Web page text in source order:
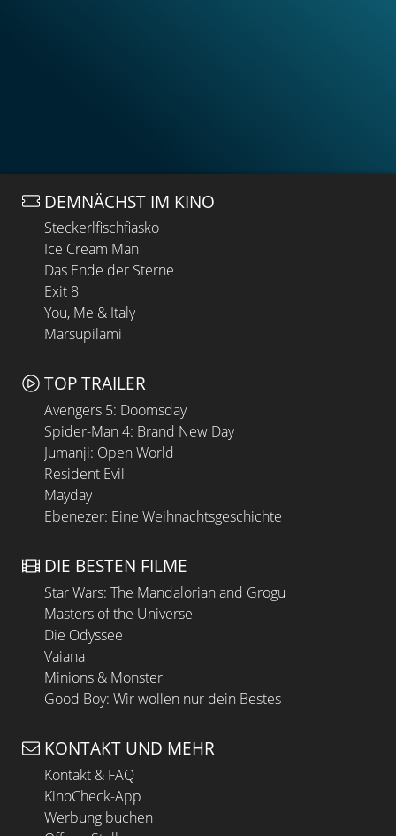
DEMNÄCHST IM KINO
Steckerlfischfiasko
Ice Cream Man
Das Ende der Sterne
Exit 8
You, Me & Italy
Marsupilami
TOP TRAILER
Avengers 5: Doomsday
Spider-Man 4: Brand New Day
Jumanji: Open World
Resident Evil
Mayday
Ebenezer: Eine Weihnachtsgeschichte
DIE BESTEN FILME
Star Wars: The Mandalorian and Grogu
Masters of the Universe
Die Odyssee
Vaiana
Minions & Monster
Good Boy: Wir wollen nur dein Bestes
KONTAKT UND MEHR
Kontakt & FAQ
KinoCheck-App
Werbung buchen